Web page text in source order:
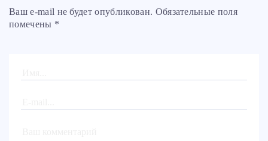
Ваш e-mail не будет опубликован. Обязательные поля
помечены *